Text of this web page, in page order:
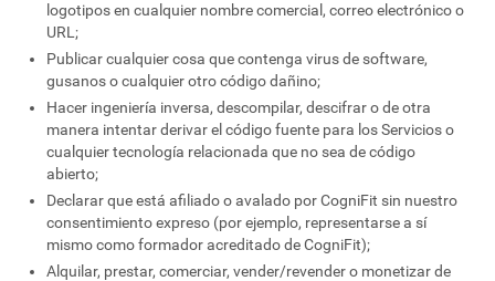
logotipos en cualquier nombre comercial, correo electrónico o
URL;
Publicar cualquier cosa que contenga virus de software,
gusanos o cualquier otro código dañino;
Hacer ingeniería inversa, descompilar, descifrar o de otra
manera intentar derivar el código fuente para los Servicios o
cualquier tecnología relacionada que no sea de código
abierto;
Declarar que está afiliado o avalado por CogniFit sin nuestro
consentimiento expreso (por ejemplo, representarse a sí
mismo como formador acreditado de CogniFit);
Alquilar, prestar, comerciar, vender/revender o monetizar de